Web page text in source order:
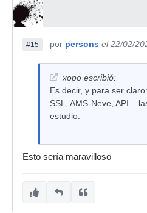
#15 por persons el 22/02/
xopo escribió:
Es decir, y para ser
SSL, AMS-Neve, API...
estudio.
Esto sería maravilloso